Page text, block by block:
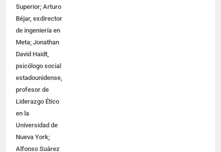
Superior; Arturo
Béjar, exdirector
de ingeniería en
Meta; Jonathan
David Haidt,
psicólogo social
estadounidense,
profesor de
Liderazgo Ético
en la
Universidad de
Nueva York;
Alfonso Suárez